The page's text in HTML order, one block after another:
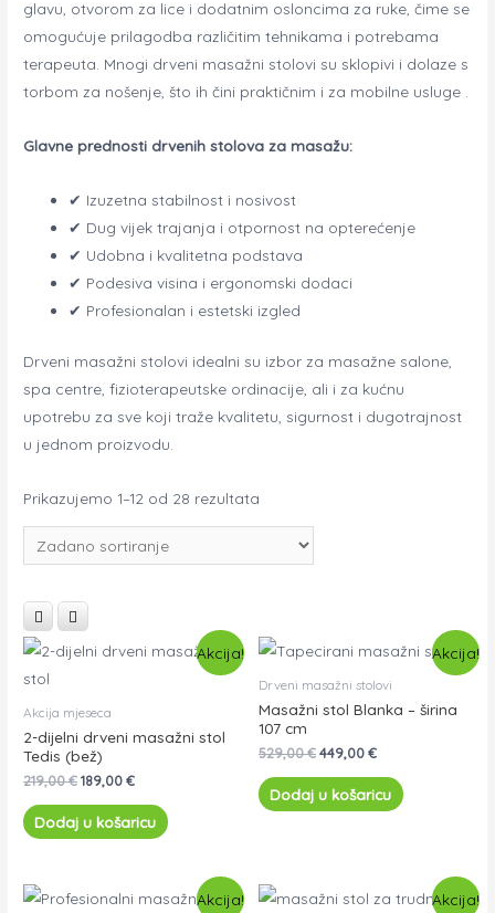
glavu, otvorom za lice i dodatnim osloncima za ruke, čime se
omogućuje prilagodba različitim tehnikama i potrebama
terapeuta. Mnogi drveni masažni stolovi su sklopivi i dolaze s
torbom za nošenje, što ih čini praktičnim i za mobilne usluge .
Glavne prednosti drvenih stolova za masažu:
✔ Izuzetna stabilnost i nosivost
✔ Dug vijek trajanja i otpornost na opterećenje
✔ Udobna i kvalitetna podstava
✔ Podesiva visina i ergonomski dodaci
✔ Profesionalan i estetski izgled
Drveni masažni stolovi idealni su izbor za masažne salone,
spa centre, fizioterapeutske ordinacije, ali i za kućnu
upotrebu za sve koji traže kvalitetu, sigurnost i dugotrajnost
u jednom proizvodu.
Prikazujemo 1–12 od 28 rezultata
Akcija!
Akcija mjeseca
2-dijelni drveni masažni stol
Tedis (bež)
219,00€ 189,00€
Dodaj u košaricu
Akcija!
Drveni masažni stolovi
Masažni stol Blanka – širina
107 cm
529,00€ 449,00 €
Dodaj u košaricu
Akcija! Akcija!